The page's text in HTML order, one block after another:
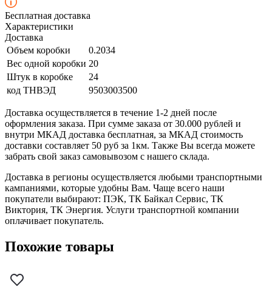
Бесплатная доставка
Характеристики
Доставка
Объем коробки
0.2034
Вес одной коробки 20
Штук в коробке
24
код ТНВЭД
9503003500
Доставка осуществляется в течение 1-2 дней после
оформления заказа. При сумме заказа от 30.000 рублей и
внутри МКАД доставка бесплатная, за МКАД стоимость
доставки составляет 50 руб за 1км. Также Вы всегда можете
забрать свой заказ самовывозом с нашего склада.
Доставка в регионы осуществляется любыми транспортными
кампаниями, которые удобны Вам. Чаще всего наши
покупатели выбирают: ПЭК, ТК Байкал Сервис, ТК
Виктория, ТК Энергия. Услуги транспортной компании
оплачивает покупатель.
Похожие товары